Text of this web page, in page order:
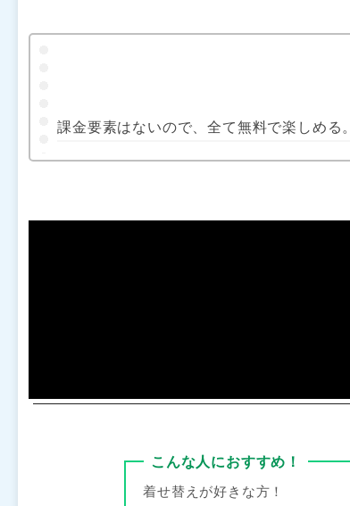
課金要素はないので、全て無料で楽しめる。
こんな人におすすめ！
着せ替えが好きな方！